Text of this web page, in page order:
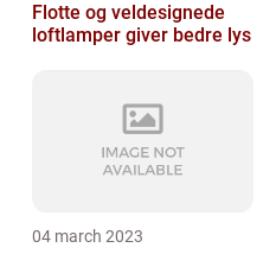
Flotte og veldesignede
loftlamper giver bedre lys
04 march 2023